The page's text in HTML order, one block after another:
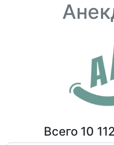
Всего 10